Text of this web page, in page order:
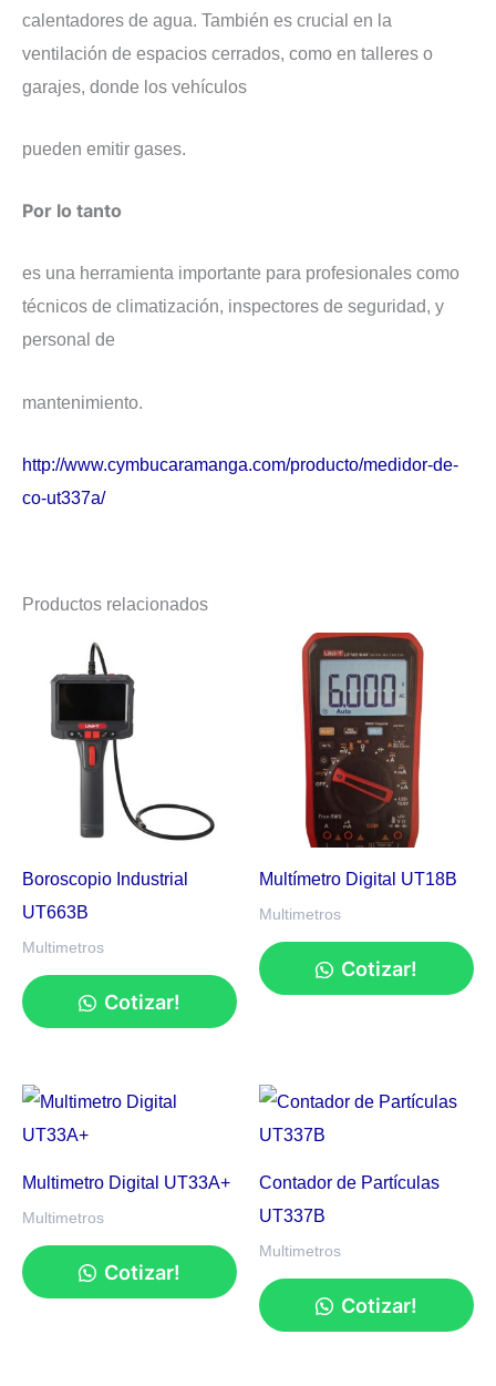
calentadores de agua. También es crucial en la
ventilación de espacios cerrados, como en talleres o
garajes, donde los vehículos
pueden emitir gases.
Por lo tanto
es una herramienta importante para profesionales como
técnicos de climatización, inspectores de seguridad, y
personal de
mantenimiento.
http://www.cymbucaramanga.com/producto/medidor-de-
co-ut337a/
Productos relacionados
Boroscopio Industrial
UT663B
Multimetros
Cotizar!
Multímetro Digital UT18B
Multimetros
Cotizar!
Multimetro Digital UT33A+
Multimetros
Cotizar!
Contador de Partículas
UT337B
Multimetros
Cotizar!